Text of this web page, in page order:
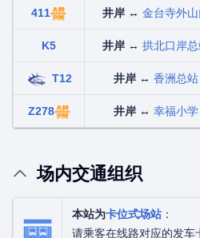
411 井岸↔ 金台寺外山
K5 井岸↔ 拱北口岸
T12 井岸↔ 香洲总站
Z278 井岸↔ 幸福小学
场内交通组织
本站为卡位式场站 ：
请乘客在线路对应的发